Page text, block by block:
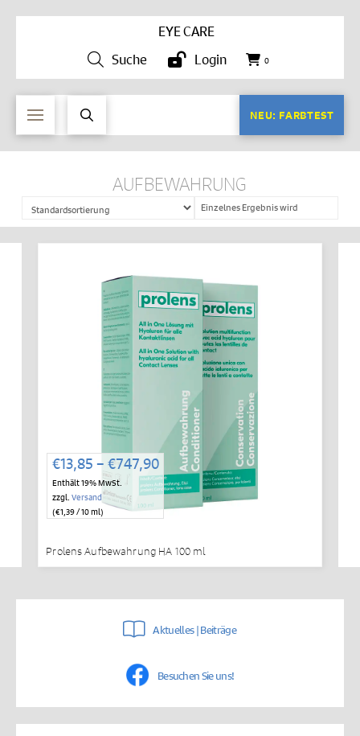
EYE CARE
Suche
Login 0
NEU: FARBTEST
AUFBEWAHRUNG
Einzelnes Ergebnis wird
angezeigt
€13,85 – €747,90Preisspanne:
€13,85
bis
€747,90
Enthält 19% MwSt.
zzgl. Versand
(€1,39/ 10 ml)
Prolens Aufbewahrung HA 100 ml
Aktuelles | Beiträge
Besuchen Sie uns!